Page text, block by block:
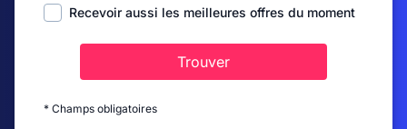
Recevoir aussi les meilleures offres du moment
Trouver
* Champs obligatoires